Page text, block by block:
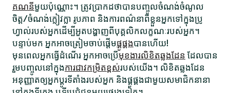
គណនីមួយប៉ុណ្ណោះ។ ត្រូវប្រាកដថាបានបញ្ចូលចំណង់ចំណូល
ចិត្ត/ចំណង់ក្លៀវក្លា រូបភាព និងការពណ៌នាពីខ្លួនអ្នកទៅក្នុងប្រូ
ហ្វាល់របស់អ្នកដើម្បីអួតបង្ហាញពីបុគ្គលិកលក្ខណៈរបស់អ្នក។
បន្ទាប់មក អ្នកអាចត្រៀមចាប់ផ្តើមផ្គូផ្គងបានហើយ!
មុនពេលអ្នកធ្វើដំណើរ អ្នកអាចប្រើមុខងារលិខិតឆ្លងដែន ដែលបាន
រួមបញ្ចូលនៅក្នុងការជាវកម្រិតខ្ពស់របស់យើង។ លិខិតឆ្លងដែន
អនុញ្ញាតឲ្យអ្នកប្តូរទីតាំងរបស់អ្នក និងផ្គូផ្គងជាមួយសមាជិកនានា